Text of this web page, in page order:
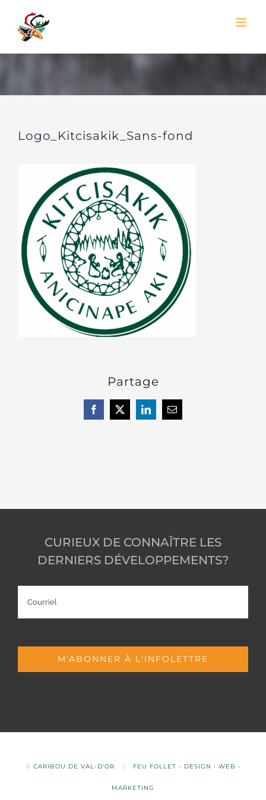
content
Logo_Kitcisakik_Sans-fond
Partage
Facebook
X LinkedInCourriel
CURIEUX DE CONNAÎTRE LES
DERNIERS DÉVELOPPEMENTS?
M'ABONNER À L'INFOLETTRE
© CARIBOU DE VAL-D'OR, | FEU FOLLET - DESIGN • WEB •
MARKETING